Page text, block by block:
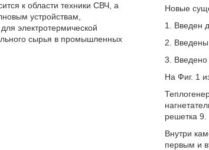
Новые
1. Введен
2.
3. Введено
На Фиг. 1
решетка 9.
Внутри
первым и
к области техники СВЧ, а
устройствам,
электротермической
сырья в промышленных